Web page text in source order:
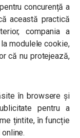
concurență a
această practică
compania a
modulele cookie,
că nu protejează,
în browsere și
pentru a
țintite, în funcție